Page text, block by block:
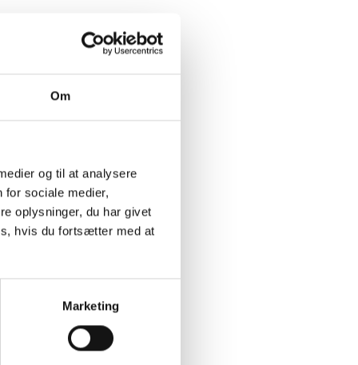
Om
og til at analysere
for sociale medier,
oplysninger, du har givet
hvis du fortsætter med at
Marketing